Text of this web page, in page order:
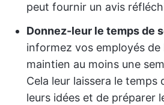
peut fournir un avis
Donnez-leur le temps de
informez vos employés
maintien au moins une
Cela leur laissera le temps
leurs idées et de préparer